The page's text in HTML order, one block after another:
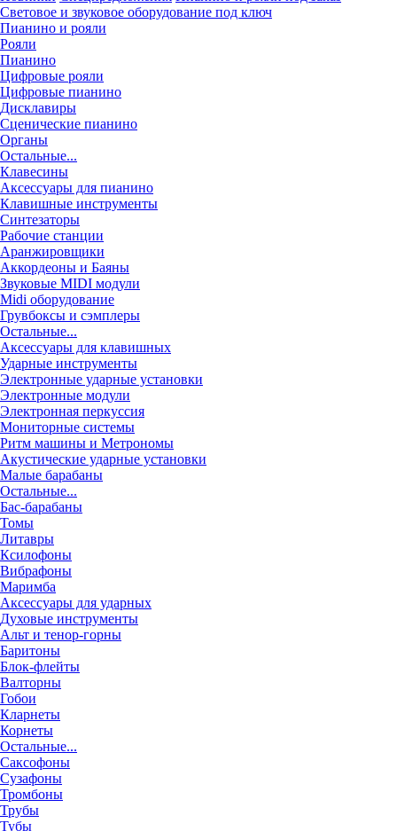
Световое и звуковое оборудование под ключ
Пианино и рояли
Рояли
Пианино
Цифровые рояли
Цифровые пианино
Дисклавиры
Сценические пианино
Органы
Остальные...
Клавесины
Аксессуары для пианино
Клавишные инструменты
Синтезаторы
Рабочие станции
Аранжировщики
Аккордеоны и Баяны
Звуковые MIDI модули
Midi оборудование
Грувбоксы и сэмплеры
Остальные...
Аксессуары для клавишных
Ударные инструменты
Электронные ударные установки
Электронные модули
Электронная перкуссия
Мониторные системы
Ритм машины и Метрономы
Акустические ударные установки
Малые барабаны
Остальные...
Бас-барабаны
Томы
Литавры
Ксилофоны
Вибрафоны
Маримба
Аксессуары для ударных
Духовые инструменты
Альт и тенор-горны
Баритоны
Блок-флейты
Валторны
Гобои
Кларнеты
Корнеты
Остальные...
Саксофоны
Сузафоны
Тромбоны
Трубы
Тубы